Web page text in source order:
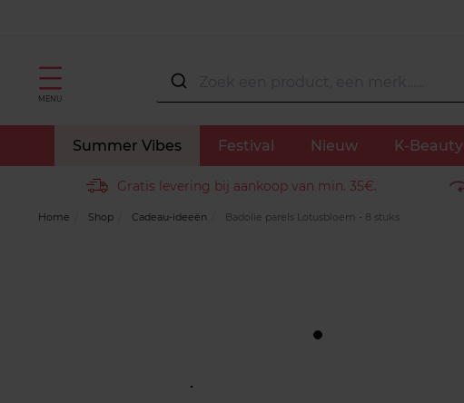
MENU
Summer Vibes Festival Nieuw K-Beauty
Gratis levering bij aankoop van min. 35€.
Home Shop Cadeau-ideeën Badolie parels Lotusbloem - 8 stuks